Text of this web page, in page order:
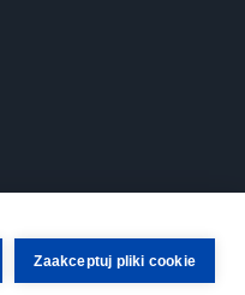
Zaakceptuj pliki cookie